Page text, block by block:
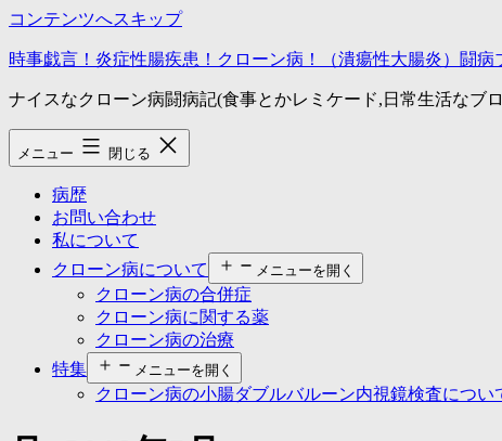
コンテンツへスキップ
時事戯言！炎症性腸疾患！クローン病！（潰瘍性大腸炎）闘病
ナイスなクローン病闘病記(食事とかレミケード,日常生活なブ
メニュー 閉じる
病歴
お問い合わせ
私について
クローン病について
メニューを開く
クローン病の合併症
クローン病に関する薬
クローン病の治療
特集
メニューを開く
クローン病の小腸ダブルバルーン内視鏡検査につい